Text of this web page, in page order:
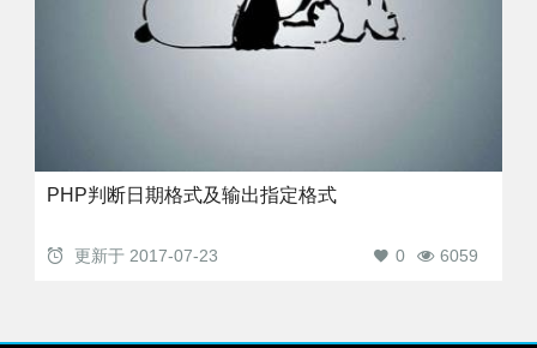
PHP判断日期格式及输出指定格式
更新于 2017-07-23 6059
0